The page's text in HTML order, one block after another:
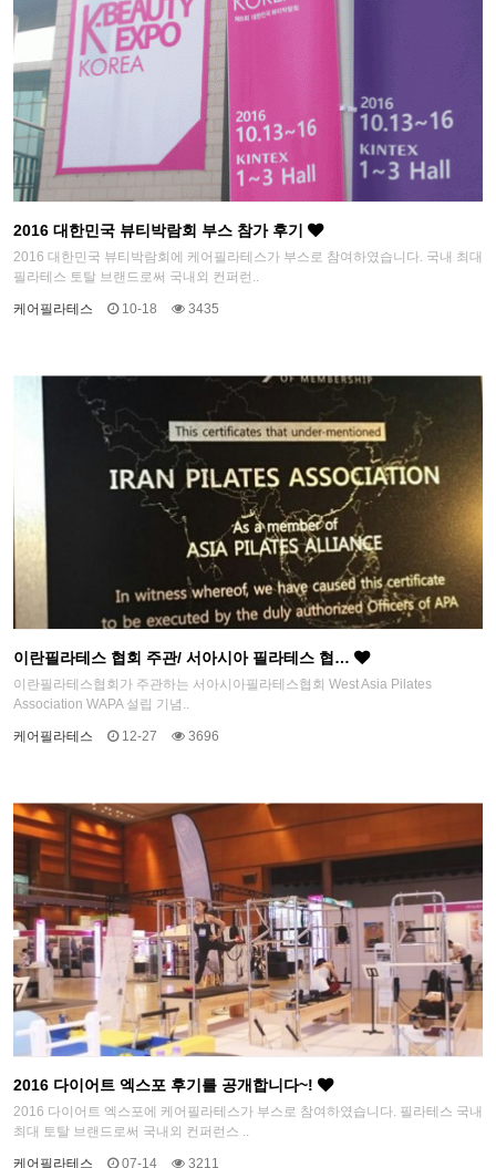
2016 대한민국 뷰티박람회 부스 참가 후기
2016 대한민국 뷰티박람회에 케어필라테스가 부스로 참여하였습니다. 국내 최대
필라테스 토탈 브랜드로써 국내외 컨퍼런..
케어필라테스 10-18 3435
이란필라테스 협회 주관/ 서아시아 필라테스 협…
이란필라테스협회가 주관하는 서아시아필라테스협회 West Asia Pilates
Association WAPA 설립 기념..
케어필라테스 12-27 3696
2016 다이어트 엑스포 후기를 공개합니다~!
2016 다이어트 엑스포에 케어필라테스가 부스로 참여하였습니다. 필라테스 국내
최대 토탈 브랜드로써 국내외 컨퍼런스 ..
케어필라테스 07-14 3211